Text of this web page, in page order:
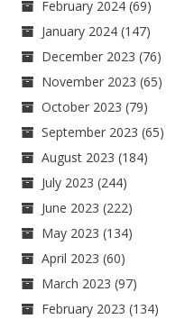
February 2024 (69)
January 2024 (147)
December 2023 (76)
November 2023 (65)
October 2023 (79)
September 2023 (65)
August 2023 (184)
July 2023 (244)
June 2023 (222)
May 2023 (134)
April 2023 (60)
March 2023 (97)
February 2023 (134)